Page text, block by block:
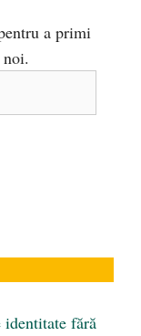
a primi
fără